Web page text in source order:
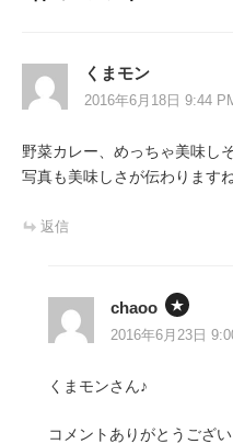
ー
シ
ョ
ン
くまモン
2016年6月18日 9:44
野菜カレー、めっちゃ美味し
写真も美味しさが伝わります
返信
chaoo
2016年6月23日
くまモンさん♪
コメントありがとうござい